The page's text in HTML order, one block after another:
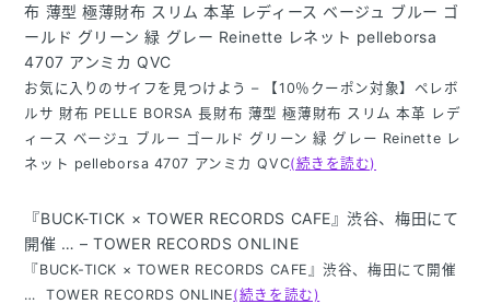
布 薄型 極薄財布 スリム 本革 レディース ベージュ ブルー ゴ
ールド グリーン 緑 グレー Reinette レネット pelleborsa
4707 アンミカ QVC
お気に入りのサイフを見つけよう – 【10％クーポン対象】ペレボ
ルサ 財布 PELLE BORSA 長財布 薄型 極薄財布 スリム 本革 レデ
ィース ベージュ ブルー ゴールド グリーン 緑 グレー Reinette レ
ネット pelleborsa 4707 アンミカ QVC(続きを読む)
『BUCK-TICK × TOWER RECORDS CAFE』渋谷、梅田にて
開催 … – TOWER RECORDS ONLINE
『BUCK-TICK × TOWER RECORDS CAFE』渋谷、梅田にて開催
… TOWER RECORDS ONLINE(続きを読む)